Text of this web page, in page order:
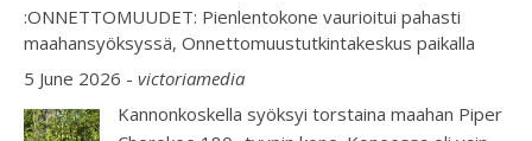
:ONNETTOMUUDET: Pienlentokone vaurioitui pahasti
maahansyöksyssä, Onnettomuustutkintakeskus paikalla
5 June 2026 - victoriamedia
Kannonkoskella syöksyi torstaina maahan Piper